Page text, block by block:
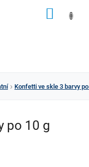
Konfetti ve skle 3 barvy
po 10 g